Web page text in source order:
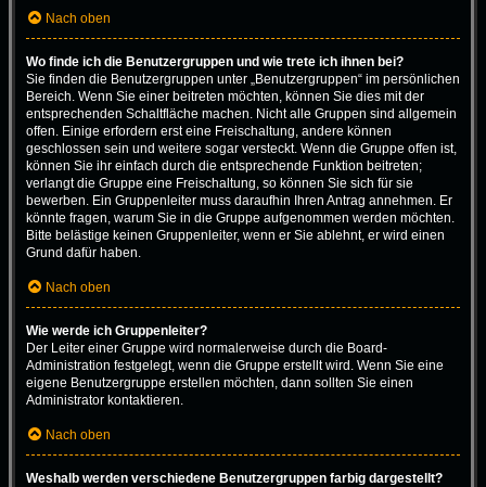
Nach oben
Wo finde ich die Benutzergruppen und wie trete ich ihnen bei?
Sie finden die Benutzergruppen unter „Benutzergruppen“ im persönlichen
Bereich. Wenn Sie einer beitreten möchten, können Sie dies mit der
entsprechenden Schaltfläche machen. Nicht alle Gruppen sind allgemein
offen. Einige erfordern erst eine Freischaltung, andere können
geschlossen sein und weitere sogar versteckt. Wenn die Gruppe offen ist,
können Sie ihr einfach durch die entsprechende Funktion beitreten;
verlangt die Gruppe eine Freischaltung, so können Sie sich für sie
bewerben. Ein Gruppenleiter muss daraufhin Ihren Antrag annehmen. Er
könnte fragen, warum Sie in die Gruppe aufgenommen werden möchten.
Bitte belästige keinen Gruppenleiter, wenn er Sie ablehnt, er wird einen
Grund dafür haben.
Nach oben
Wie werde ich Gruppenleiter?
Der Leiter einer Gruppe wird normalerweise durch die Board-
Administration festgelegt, wenn die Gruppe erstellt wird. Wenn Sie eine
eigene Benutzergruppe erstellen möchten, dann sollten Sie einen
Administrator kontaktieren.
Nach oben
Weshalb werden verschiedene Benutzergruppen farbig dargestellt?